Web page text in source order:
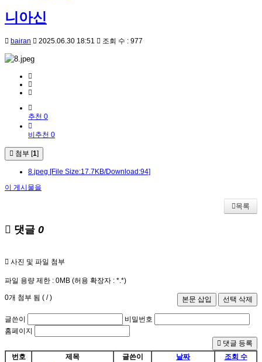
니아신
bairan 2025.06.30 18:51 조회 수 : 977
추천 0
비추천 0
첨부 [1]
8.jpeg [File Size:17.7KB/Download:94]
이 게시물을
목록
댓글 0
사진 및 파일 첨부
파일 용량 제한 : 0MB (허용 확장자 : *.*)
0개 첨부 됨 ( /)
글쓴이
비밀번호
홈페이지
댓글 등록
번호
제목 글쓴이 날짜
조회 수